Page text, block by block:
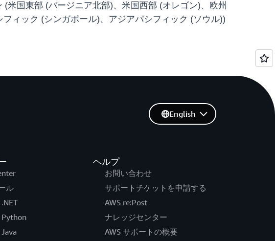
米国東部 (バージニア北部)、米国西部 (オレゴン)、欧州
ィック (シンガポール)、アジアパシフィック (ソウル))
ル
Python
ヘルプ
お問い合わせ
サポートチケットを申請する
AWS re:Post
ナレッジセンター
AWS サポートの概要
English